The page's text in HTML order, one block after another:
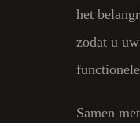
het
zodat u
Samen